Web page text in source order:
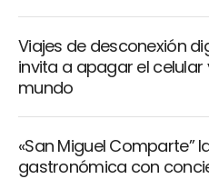
Viajes de desconexión
invita a apagar el
mundo
«San Miguel Comparte”
gastronómica con